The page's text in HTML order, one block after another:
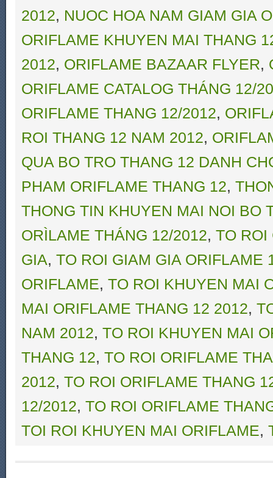
2012, NUOC HOA NAM GIAM GIA
ORIFLAME KHUYEN MAI THANG
2012, ORIFLAME BAZAAR FLYER,
ORIFLAME CATALOG THÁNG 12/
ORIFLAME THANG 12/2012,
ROI THANG 12 NAM 2012,
QUA BO TRO THANG 12 DANH
PHAM ORIFLAME THANG 12,
THONG TIN KHUYEN MAI NOI BO
ORÌLAME THÁNG 12/2012, TO ROI
GIA, TO ROI GIAM GIA ORIFLAME
ORIFLAME, TO ROI KHUYEN MAI
MAI ORIFLAME THANG 12 2012,
NAM 2012, TO ROI KHUYEN MAI
THANG 12, TO ROI ORIFLAME
2012, TO ROI ORIFLAME THANG
12/2012, TO ROI ORIFLAME
TOI ROI KHUYEN MAI ORIFLAME,